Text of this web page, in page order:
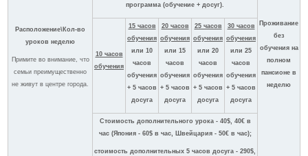
Расположение\Кол-во
уроков неделю
Примите во внимание, что
семьи преимущественно
не живут в центре города.
программа (обучение + досуг).
Проживание
без
обучения на
полном
пансионе в
неделю
10 часов
обучения
15 часов
обучения
или 10
часов
обучения
+ 5 часов
досуга
20 часов
обучения
или 15
часов
обучения
+ 5 часов
досуга
25 часов
обучения
или 20
часов
обучения
+ 5 часов
досуга
30 часов
обучения
или 25
часов
обучения
+ 5 часов
досуга
Стоимость дополнительного урока - 40$, 40€ в
час (Япония - 60$ в час, Швейцария - 50€ в час);
стоимость дополнительных 5 часов досуга - 290$,